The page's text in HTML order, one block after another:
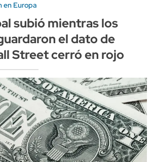
en Europa
subió mientras los
el dato de
Street cerró en rojo